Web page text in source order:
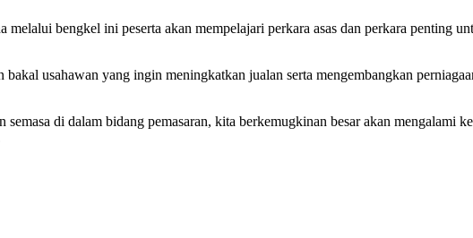
bengkel ini peserta akan mempelajari perkara asas dan perkara penting
usahawan yang ingin meningkatkan jualan serta mengembangkan
di dalam bidang pemasaran, kita berkemugkinan besar akan mengalami